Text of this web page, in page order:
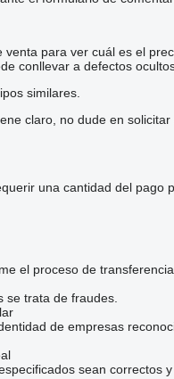
para ver cuál es el
conllevar a defectos
similares.
claro, no dude en
una cantidad del
el proceso de
se trata de fraudes.
de empresas
sean correctos